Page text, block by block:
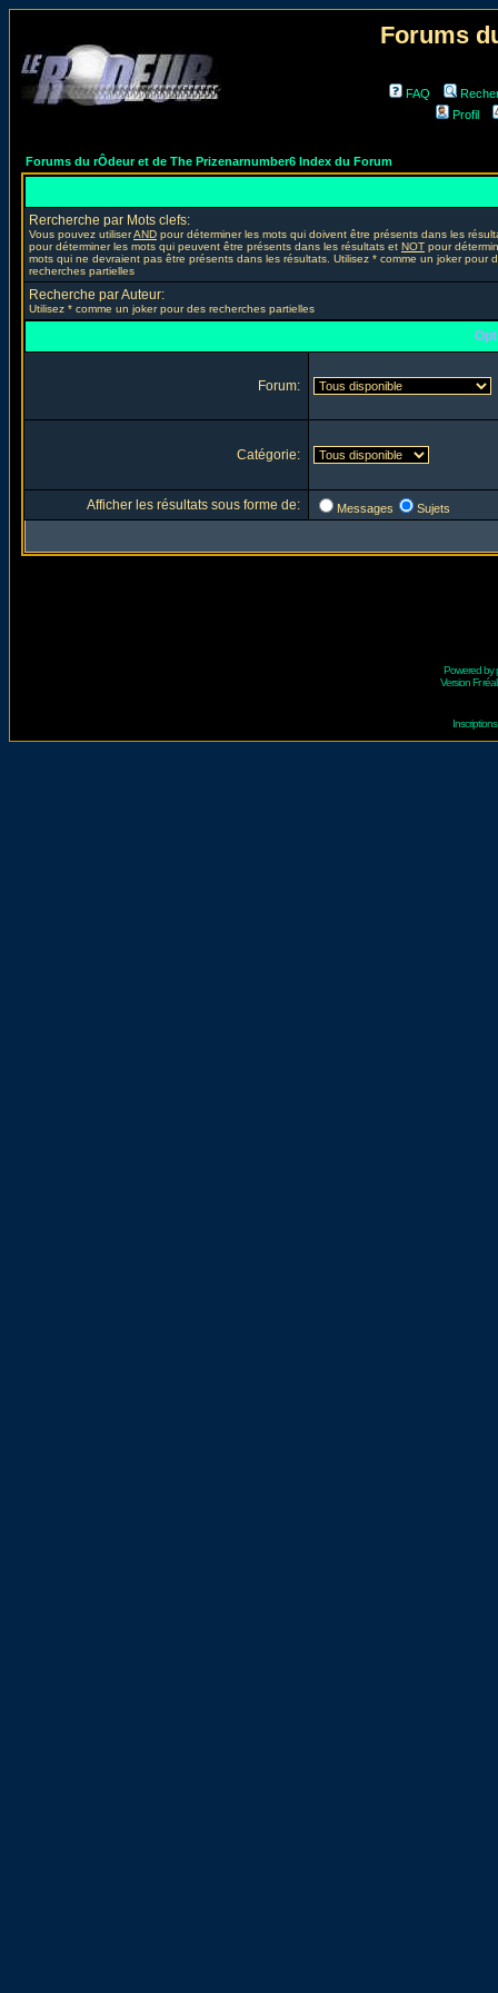
Forums
FAQ
Profil
Forums du rÔdeur et de The Prizenarnumber6 Index du Forum
Rercherche par Mots clefs:
Vous pouvez utiliserAND pour déterminer les mots qui doivent être présents dans les
pour déterminer les mots qui peuvent être présents dans les résultats et NOT pour
mots qui ne devraient pas être présents dans les résultats. Utilisez * comme un joker pour
recherches partielles
Recherche par Auteur:
Utilisez * comme un joker pour des recherches partielles
Forum:
Catégorie:
Afficher les résultats sous forme de: Messages Sujets
Powered by
Version Fr